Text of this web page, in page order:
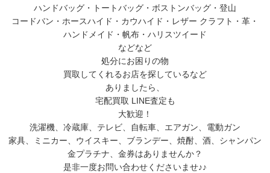
ハンドバッグ・トートバッグ・ボストンバッグ・登山
コードバン・ホースハイド・カウハイド・レザー クラフト・革・
ハンドメイド・帆布・ハリスツイード
などなど
処分にお困りの物
買取してくれるお店を探しているなど
ありましたら、
宅配買取 LINE査定も
大歓迎！
洗濯機、冷蔵庫、テレビ、自転車、エアガン、電動ガン
家具、ミニカー、ウイスキー、ブランデー、焼酎、酒、シャンパン
金プラチナ、金券はありませんか？
是非一度お問い合わせくださいませ♪♪